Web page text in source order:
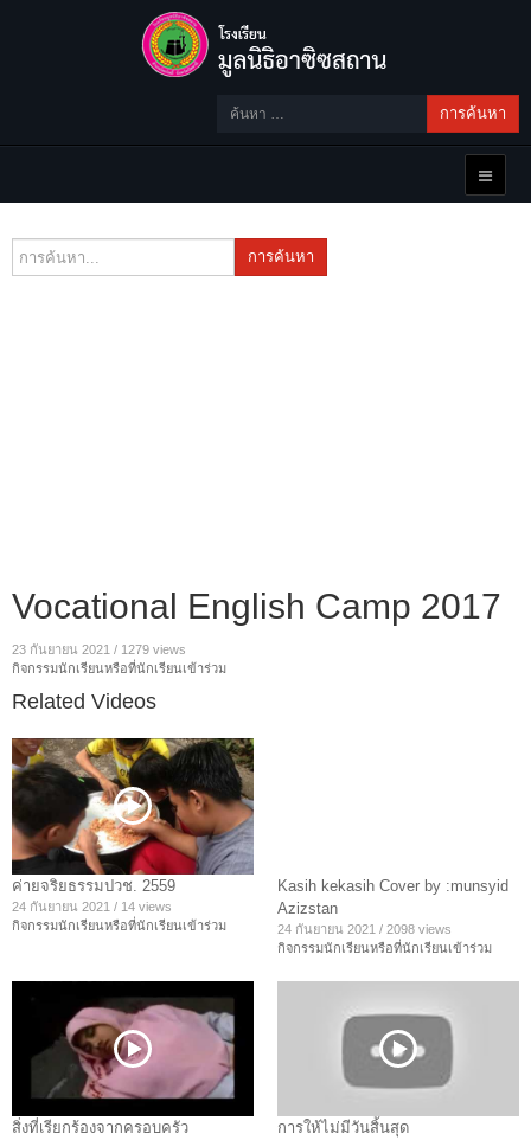
การค้นหา
การค้นหา
Vocational English Camp 2017
23 กันยายน 2021 / 1279 views
กิจกรรมนักเรียนหรือที่นักเรียนเข้าร่วม
Related Videos
ค่ายจริยธรรมปวช. 2559
24 กันยายน 2021 / 14 views
กิจกรรมนักเรียนหรือที่นักเรียนเข้าร่วม
Kasih kekasih Cover by :munsyid
Azizstan
24 กันยายน 2021 / 2098 views
กิจกรรมนักเรียนหรือที่นักเรียนเข้าร่วม
สิ่งที่เรียกร้องจากครอบครัว การให้ไม่มีวันสิ้นสุด